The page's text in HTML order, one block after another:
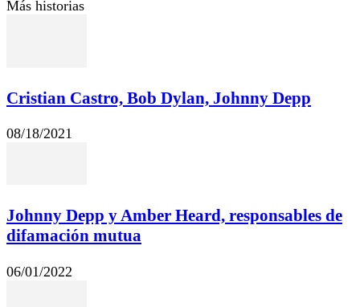
Más historias
Cristian Castro, Bob Dylan, Johnny Depp
08/18/2021
Johnny Depp y Amber Heard, responsables de
difamación mutua
06/01/2022